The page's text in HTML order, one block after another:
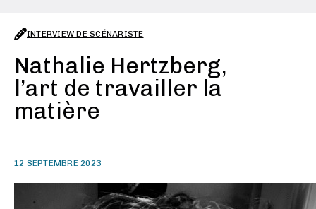
INTERVIEW DE SCÉNARISTE
Nathalie Hertzberg,
l’art de travailler la
matière
12 SEPTEMBRE 2023